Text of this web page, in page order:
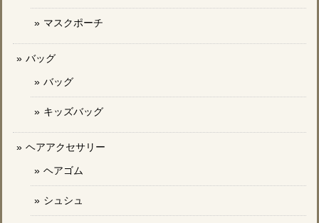
マスクポーチ
バッグ
バッグ
キッズバッグ
ヘアアクセサリー
ヘアゴム
シュシュ